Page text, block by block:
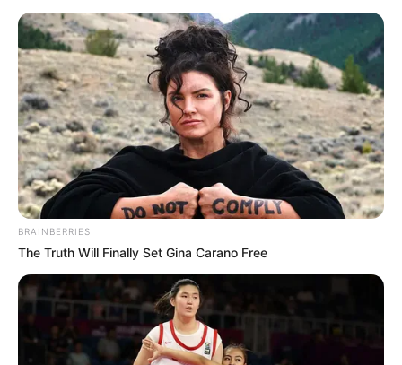
BRAINBERRIES
The Truth Will Finally Set Gina Carano Free